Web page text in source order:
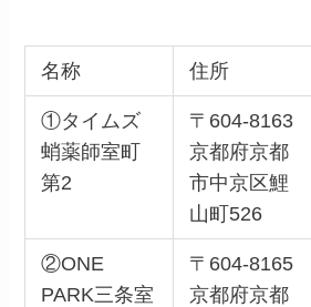
名称 住所
①タイムズ
蛸薬師室町
第2
〒604-8163
京都府京都
市中京区鯉
山町526
②ONE
PARK三条室
〒604-8165
京都府京都